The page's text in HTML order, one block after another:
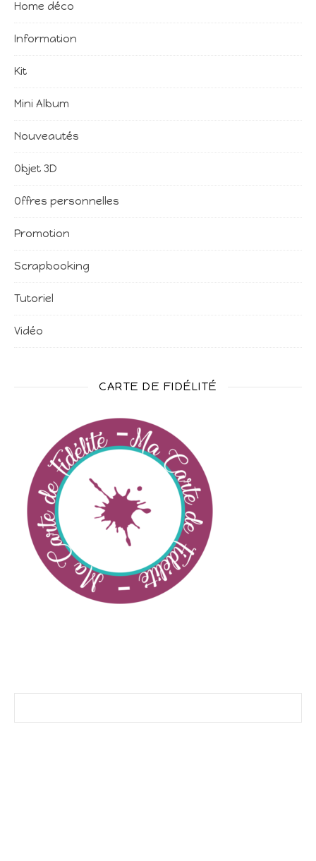
Home déco
Information
Kit
Mini Album
Nouveautés
Objet 3D
Offres personnelles
Promotion
Scrapbooking
Tutoriel
Vidéo
CARTE DE FIDÉLITÉ